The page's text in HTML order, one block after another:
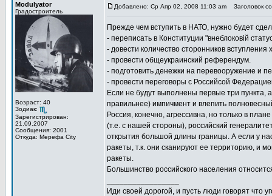
Modulyator
Градостроитель
Возраст: 40
Зодиак:
Зарегистрирован:
21.09.2007
Сообщения: 2001
Откуда: Мерефа City
Добавлено: Ср Апр 02, 2008 11:03 am Заголовок
Прежде чем вступить в НАТО, нужно будет
- переписать в Конституции "внеблоковій
- довести количество сторонников
- провести общеукраинский референдум.
- подготовить денежки на перевооружение и
- провести переговоры с Российсой
Если не будут выполнены первые три
правильнее) импичмент и влепить
Россия, конечно, агрессивна, но только в
(т.е. с нашей стороны), российский
открытия большой длины границы. А если у
ракеты, т.к. они сканируют ее территорию, и
ракеты.
Большинство российского населения
Иди своей дорогой, и пусть люди говорят что